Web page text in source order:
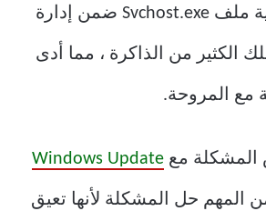
الملاحظة أن عملية ملف Svchost.exe ضمن إدارة
الكثير من الذاكرة ، مما أدى
المروحة.
مع Windows Update
المهم حل المشكلة لأنها تعيق